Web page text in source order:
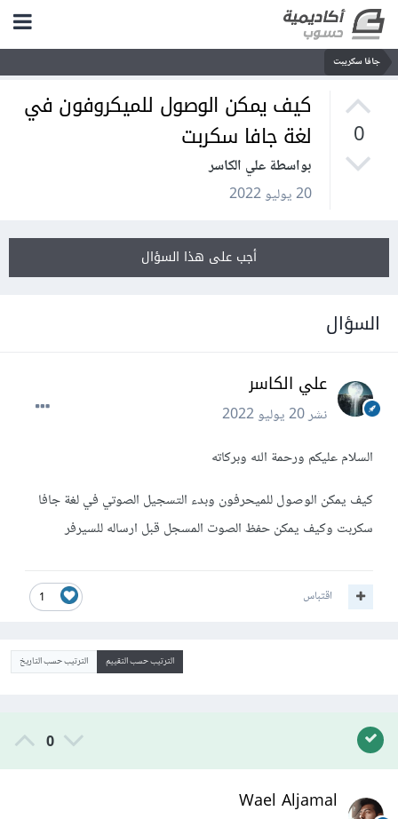
جافا سكريبت
0
كيف يمكن الوصول للميكروفون في
لغة جافا سكربت
بواسطة علي الكاسر
20 يوليو 2022
أجب على هذا السؤال
السؤال
علي الكاسر
نشر20 يوليو 2022
السلام عليكم ورحمة الله وبركاته
كيف يمكن الوصول للميحرفون وبدء التسجيل الصوتي في لغة جافا
سكربت وكيف يمكن حفظ الصوت المسجل قبل ارساله للسيرفر
1 اقتباس
الترتيب حسب التقييم الترتيب حسب التاريخ
0
Wael Aljamal